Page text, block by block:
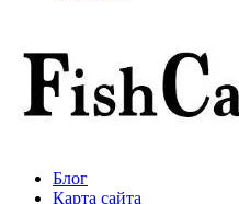
Блог
Карта сайта